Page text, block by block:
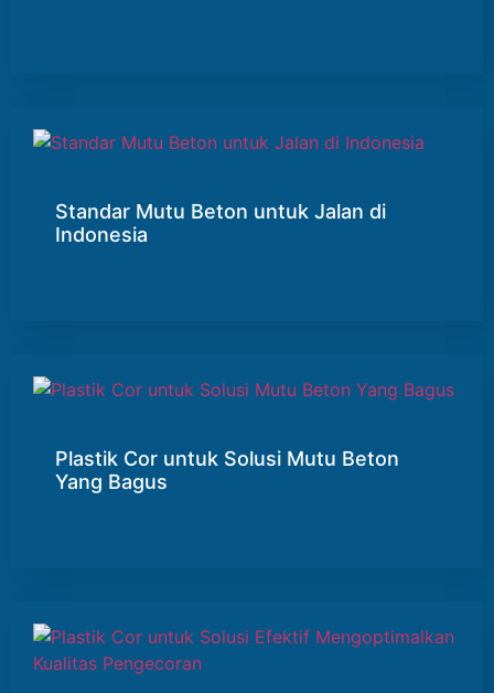
Standar Mutu Beton untuk Jalan di
Indonesia
Plastik Cor untuk Solusi Mutu Beton
Yang Bagus